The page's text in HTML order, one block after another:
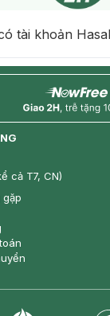
tài khoản
nowfree
cả T7, CN)